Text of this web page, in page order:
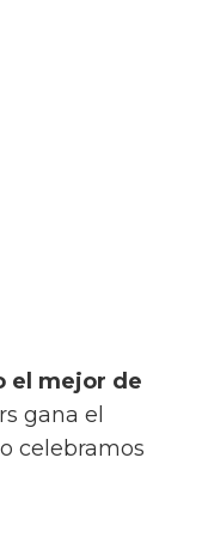
el mejor de
gana el
celebramos